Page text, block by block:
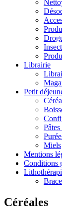
Librairie
Petit
Miels
Mentions
Conditions
Céréales